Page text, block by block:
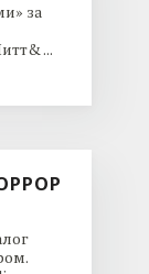
за
...